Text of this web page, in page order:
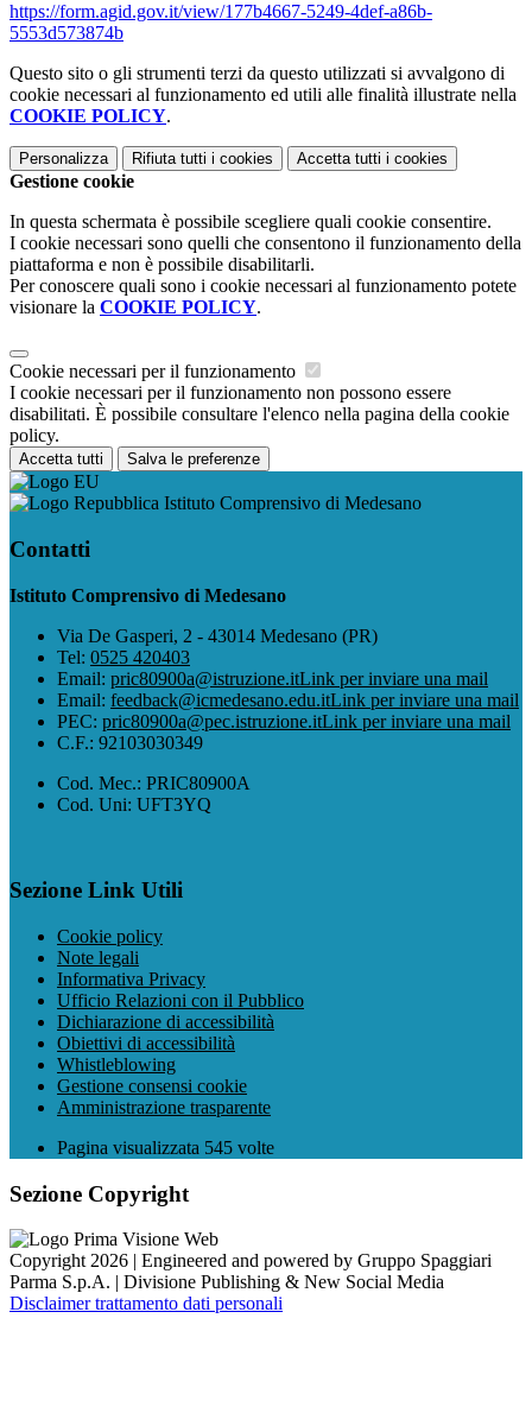
https://form.agid.gov.it/view/177b4667-5249-4def-a86b-
5553d573874b
Questo sito o gli strumenti terzi da questo utilizzati si avvalgono di
cookie necessari al funzionamento ed utili alle finalità illustrate nella
COOKIE POLICY.
Personalizza Rifiuta tutti i cookies Accetta tutti i cookies
Gestione cookie
In questa schermata è possibile scegliere quali cookie consentire.
I cookie necessari sono quelli che consentono il funzionamento della
piattaforma e non è possibile disabilitarli.
Per conoscere quali sono i cookie necessari al funzionamento potete
visionare la COOKIE POLICY.
Cookie necessari per il funzionamento
I cookie necessari per il funzionamento non possono essere
disabilitati. È possibile consultare l'elenco nella pagina della cookie
policy.
Accetta tutti Salva le preferenze
Istituto Comprensivo di Medesano
Contatti
Istituto Comprensivo di Medesano
Via De Gasperi, 2 - 43014 Medesano (PR)
Tel: 0525 420403
Email: pric80900a@istruzione.itLink per inviare una mail
Email: feedback@icmedesano.edu.itLink per inviare una mail
PEC: pric80900a@pec.istruzione.itLink per inviare una mail
C.F.: 92103030349
Cod. Mec.: PRIC80900A
Cod. Uni: UFT3YQ
Sezione Link Utili
Cookie policy
Note legali
Informativa Privacy
Ufficio Relazioni con il Pubblico
Dichiarazione di accessibilità
Obiettivi di accessibilità
Whistleblowing
Gestione consensi cookie
Amministrazione trasparente
Pagina visualizzata 545 volte
Sezione Copyright
Copyright 2026 | Engineered and powered by Gruppo Spaggiari
Parma S.p.A. | Divisione Publishing & New Social Media
Disclaimer trattamento dati personali